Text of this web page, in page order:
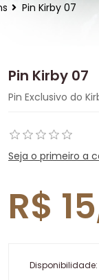
Pin Kirby 07
Pin Kirby 07
Pin Exclusivo do
Seja o primeiro a
R$
Disponibilidade: